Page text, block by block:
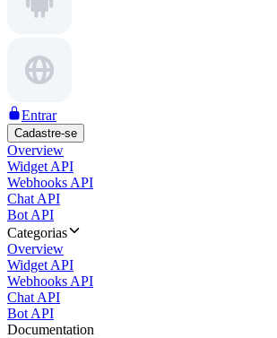
Entrar
Cadastre-se
Overview
Widget API
Webhooks API
Chat API
Bot API
Categorias
Overview
Widget API
Webhooks API
Chat API
Bot API
Documentation